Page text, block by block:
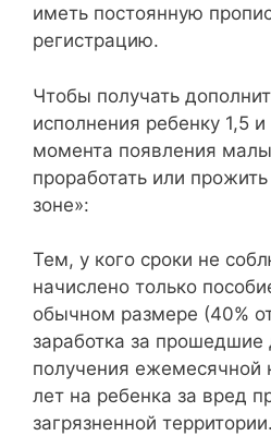
иметь постоянную
регистрацию.
Чтобы получать
исполнения ребенку 1,5
момента появления
проработать или
зоне»:
Тем, у кого сроки не
начислено только
обычном размере (40%
заработка за прошедшие
получения ежемесячной
лет на ребенка за вред
загрязненной территории.